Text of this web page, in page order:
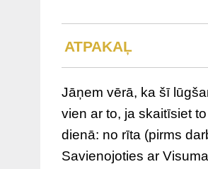
ATPAKAĻ
Jāņem vērā, ka šī
vien ar to, ja skaitīsiet
dienā: no rīta (pirms
Savienojoties ar